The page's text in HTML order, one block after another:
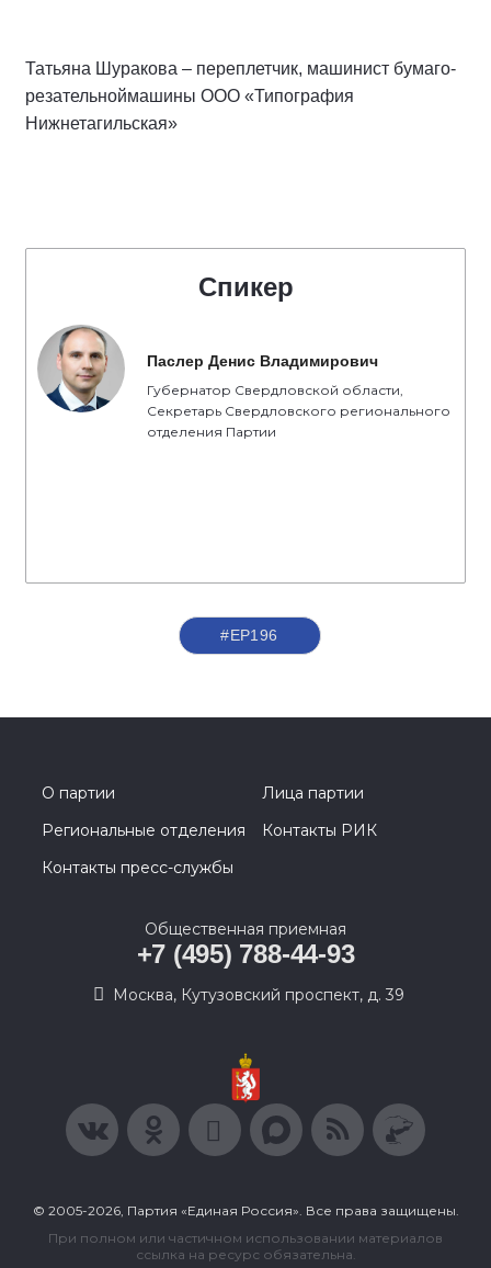
Татьяна Шуракова – переплетчик, машинист бумаго-
резательноймашины ООО «Типография
Нижнетагильская»
Спикер
Паслер Денис Владимирович
Губернатор Свердловской области,
Секретарь Свердловского регионального
отделения Партии
#ЕР196
О партии
Лица партии
Региональные отделения
Контакты РИК
Контакты пресс-службы
Общественная приемная
+7 (495) 788-44-93
Москва, Кутузовский проспект, д. 39
© 2005-2026, Партия «Единая Россия». Все права защищены.
При полном или частичном использовании материалов
ссылка на ресурс обязательна.